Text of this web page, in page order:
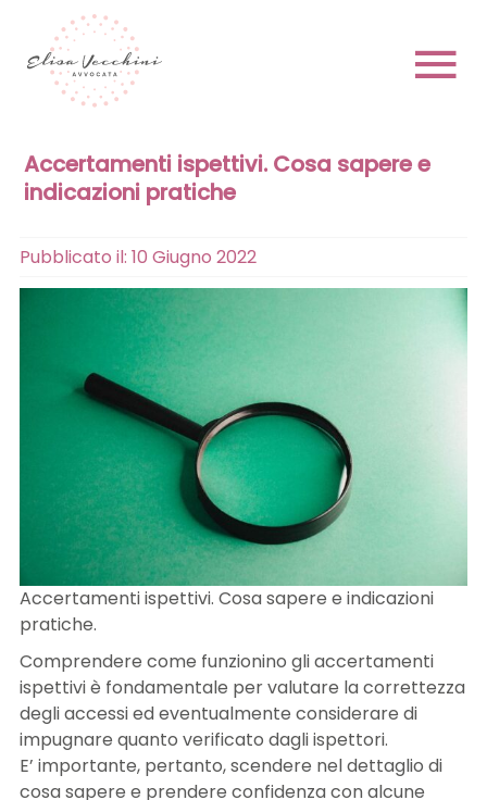
content
HOME
LE NOVITÀ DA SAPERE
DIRITTO DEL LAVORO
CONTATTI
Accertamenti ispettivi. Cosa sapere e
indicazioni pratiche
Pubblicato il: 10 Giugno 2022
Accertamenti ispettivi. Cosa sapere e indicazioni
pratiche.
Comprendere come funzionino gli accertamenti
ispettivi è fondamentale per valutare la correttezza
degli accessi ed eventualmente considerare di
impugnare quanto verificato dagli ispettori.
E’ importante, pertanto, scendere nel dettaglio di
cosa sapere e prendere confidenza con alcune